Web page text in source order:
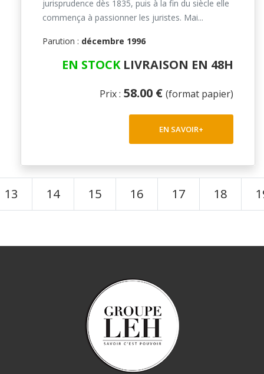
jurisprudence dès 1835, puis à la fin du siècle elle
commença à passionner les juristes. Mai...
Parution : décembre 1996
EN STOCKLIVRAISON EN 48H
Prix : 58.00 € (format papier)
EN SAVOIR+
13 14 15 16 17 18